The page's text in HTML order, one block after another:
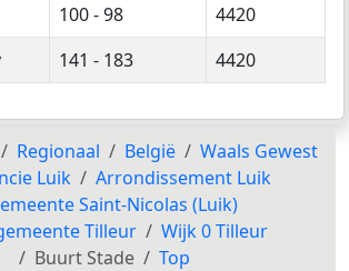
100 - 98
4420
141 - 183 4420
Regionaal België
Waals Gewest
Luik
Arrondissement Luik
Saint-Nicolas (Luik)
Tilleur
Wijk 0 Tilleur
Buurt Stade
Top